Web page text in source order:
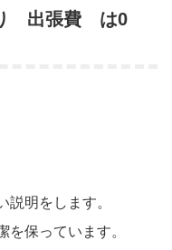
出張費 は0
説明をします。
を保っています。